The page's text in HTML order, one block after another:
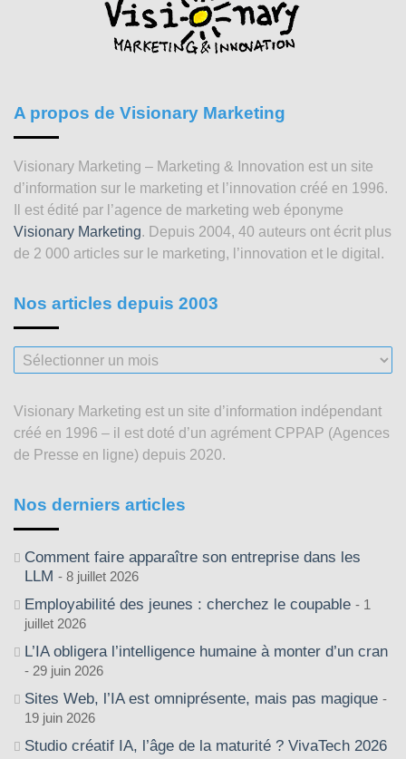
A propos de Visionary Marketing
Visionary Marketing – Marketing & Innovation est un site
d’information sur le marketing et l’innovation créé en 1996.
Il est édité par l’agence de marketing web éponyme
Visionary Marketing. Depuis 2004, 40 auteurs ont écrit plus
de 2 000 articles sur le marketing, l’innovation et le digital.
Nos articles depuis 2003
Nos
articles
2003
Visionary Marketing est un site d’information indépendant
créé en 1996 – il est doté d’un agrément CPPAP (Agences
de Presse en ligne) depuis 2020.
Nos derniers articles
Comment faire apparaître son entreprise dans les
LLM
8 juillet 2026
Employabilité des jeunes : cherchez le coupable
1
juillet 2026
L’IA obligera l’intelligence humaine à monter d’un cran
29 juin 2026
Sites Web, l’IA est omniprésente, mais pas magique
19 juin 2026
Studio créatif IA, l’âge de la maturité ? VivaTech 2026